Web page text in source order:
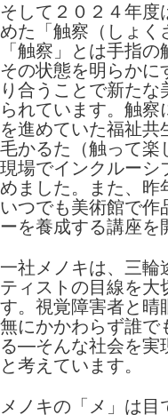
そして２０２４年度
めた「触察（しょく
「触察」とは手指
その状態を明らかに
り合うことで新たな
られています。触
を進めていた福祉
毛かるた（触って楽
現場でインクルーシ
めました。また、昨
いつでも美術館で作
ーを養成する講座を
一社メノキは、三輪
ティストの目線を大
す。視覚障害者と晴
無にかかわらず誰で
る―そんな社会を実
と考えています。
メノキの「メ」は目